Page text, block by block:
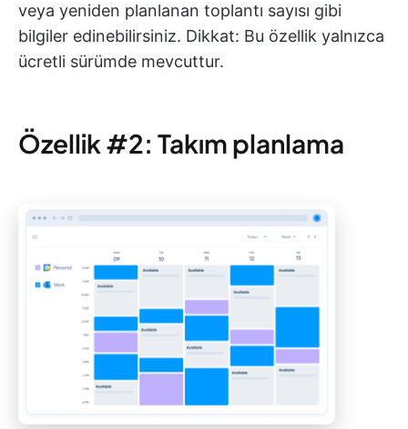
veya yeniden planlanan toplantı sayısı gibi
bilgiler edinebilirsiniz. Dikkat: Bu özellik yalnızca
ücretli sürümde mevcuttur.
Özellik #2: Takım planlama